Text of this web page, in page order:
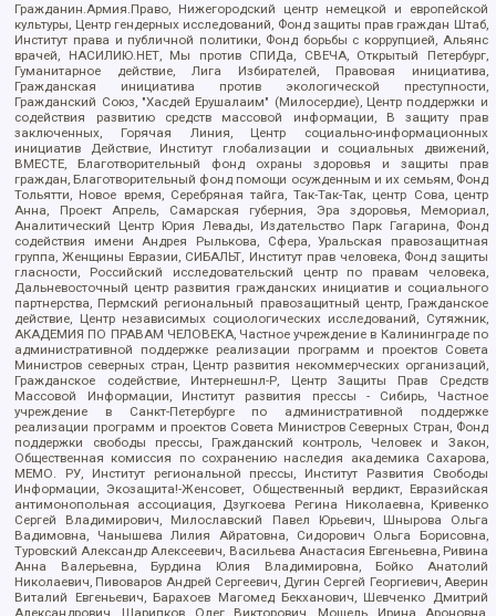
Гражданин.Армия.Право, Нижегородский центр немецкой и европейской
культуры, Центр гендерных исследований, Фонд защиты прав граждан Штаб,
Институт права и публичной политики, Фонд борьбы с коррупцией, Альянс
врачей, НАСИЛИЮ.НЕТ, Мы против СПИДа, СВЕЧА, Открытый Петербург,
Гуманитарное действие, Лига Избирателей, Правовая инициатива,
Гражданская инициатива против экологической преступности,
Гражданский Союз, "Хасдей Ерушалаим" (Милосердие), Центр поддержки и
содействия развитию средств массовой информации, В защиту прав
заключенных, Горячая Линия, Центр социально-информационных
инициатив Действие, Институт глобализации и социальных движений,
ВМЕСТЕ, Благотворительный фонд охраны здоровья и защиты прав
граждан, Благотворительный фонд помощи осужденным и их семьям, Фонд
Тольятти, Новое время, Серебряная тайга, Так-Так-Так, центр Сова, центр
Анна, Проект Апрель, Самарская губерния, Эра здоровья, Мемориал,
Аналитический Центр Юрия Левады, Издательство Парк Гагарина, Фонд
содействия имени Андрея Рылькова, Сфера, Уральская правозащитная
группа, Женщины Евразии, СИБАЛЬТ, Институт прав человека, Фонд защиты
гласности, Российский исследовательский центр по правам человека,
Дальневосточный центр развития гражданских инициатив и социального
партнерства, Пермский региональный правозащитный центр, Гражданское
действие, Центр независимых социологических исследований, Сутяжник,
АКАДЕМИЯ ПО ПРАВАМ ЧЕЛОВЕКА, Частное учреждение в Калининграде по
административной поддержке реализации программ и проектов Совета
Министров северных стран, Центр развития некоммерческих организаций,
Гражданское содействие, Интернешнл-Р, Центр Защиты Прав Средств
Массовой Информации, Институт развития прессы - Сибирь, Частное
учреждение в Санкт-Петербурге по административной поддержке
реализации программ и проектов Совета Министров Северных Стран, Фонд
поддержки свободы прессы, Гражданский контроль, Человек и Закон,
Общественная комиссия по сохранению наследия академика Сахарова,
МЕМО. РУ, Институт региональной прессы, Институт Развития Свободы
Информации, Экозащита!-Женсовет, Общественный вердикт, Евразийская
антимонопольная ассоциация, Дзугкоева Регина Николаевна, Кривенко
Сергей Владимирович, Милославский Павел Юрьевич, Шнырова Ольга
Вадимовна, Чанышева Лилия Айратовна, Сидорович Ольга Борисовна,
Туровский Александр Алексеевич, Васильева Анастасия Евгеньевна, Ривина
Анна Валерьевна, Бурдина Юлия Владимировна, Бойко Анатолий
Николаевич, Пивоваров Андрей Сергеевич, Дугин Сергей Георгиевич, Аверин
Виталий Евгеньевич, Барахоев Магомед Бекханович, Шевченко Дмитрий